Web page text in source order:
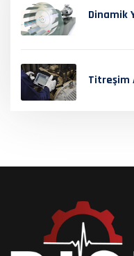
Dinamik
Titreşim